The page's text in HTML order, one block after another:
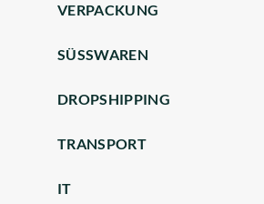
VERPACKUNG
SÜSSWAREN
DROPSHIPPING
TRANSPORT
IT